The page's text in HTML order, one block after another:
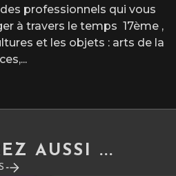
professionnels qui vous
à travers le temps 17ème ,
et les objets : arts de la
...
AUSSI ...